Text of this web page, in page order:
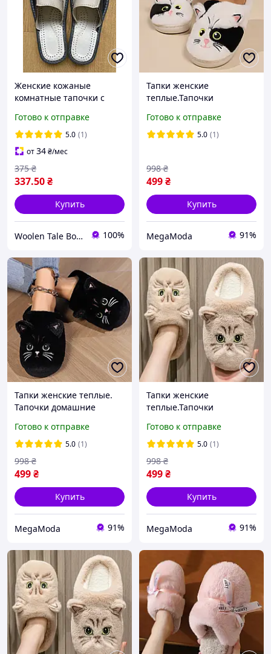
Женские кожаные
комнатные тапочки с
Готово к отправке
5.0 (1)
от34₴/мес
337.50₴
375 ₴
Купить
Woolen Tale Boutique 100%
Тапки женские
теплые.Тапочки
женские "Котик". Тапки
зимние 36-37 размер
Готово к отправке
5.0 (1)
499₴
998 ₴
Купить
MegaModa 91%
Тапки женские теплые.
Тапочки домашние
Котик. Тапки зимние 38-
39 размер (черные)
Готово к отправке
5.0 (1)
499₴
998 ₴
Купить
MegaModa 91%
Тапки женские
теплые.Тапочки
женские Котик. Тапки
зимние 38-39 размер
(бежевые)
Готово к отправке
5.0 (1)
499₴
998 ₴
Купить
MegaModa 91%